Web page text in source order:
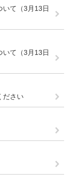
いて（3月13日
いて（3月13日
ださい